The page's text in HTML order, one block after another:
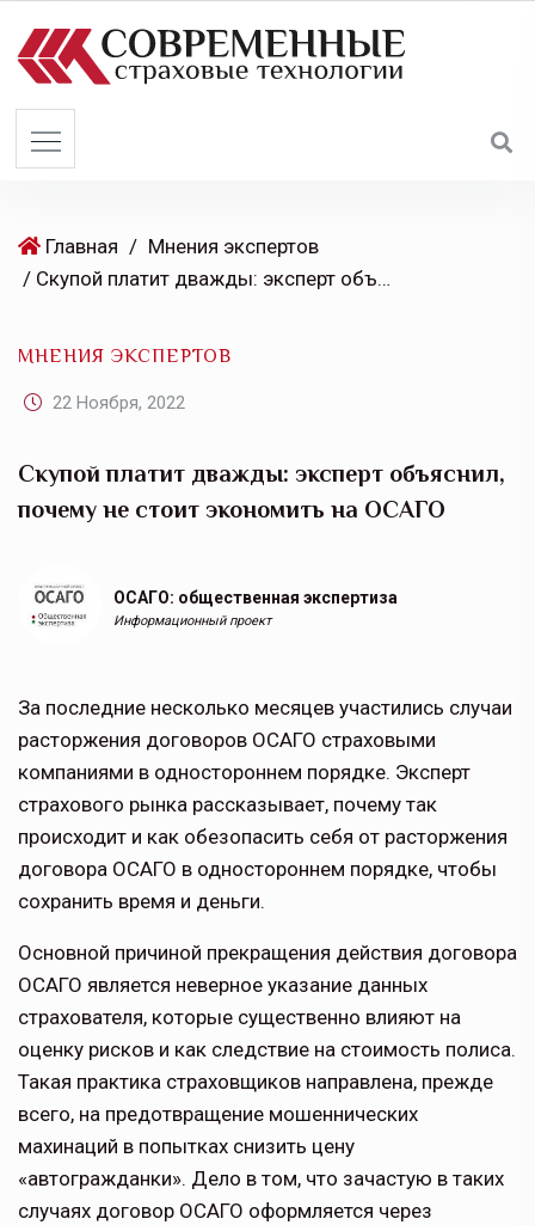
Главная / Мнения экспертов
/ Скупой платит дважды: эксперт объяснил, почему не стоит экономить на ОСАГО
МНЕНИЯ ЭКСПЕРТОВ
22 Ноября, 2022
Скупой платит дважды: эксперт объяснил,
почему не стоит экономить на ОСАГО
ОСАГО: общественная экспертиза
Информационный проект
За последние несколько месяцев участились случаи
расторжения договоров ОСАГО страховыми
компаниями в одностороннем порядке. Эксперт
страхового рынка рассказывает, почему так
происходит и как обезопасить себя от расторжения
договора ОСАГО в одностороннем порядке, чтобы
сохранить время и деньги.
Основной причиной прекращения действия договора
ОСАГО является неверное указание данных
страхователя, которые существенно влияют на
оценку рисков и как следствие на стоимость полиса.
Такая практика страховщиков направлена, прежде
всего, на предотвращение мошеннических
махинаций в попытках снизить цену
«автогражданки». Дело в том, что зачастую в таких
случаях договор ОСАГО оформляется через